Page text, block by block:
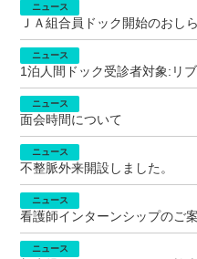
ニュース
ＪＡ組合員ドック開始のおし
ニュース
ニュース
面会時間について
ニュース
不整脈外来開設しました。
ニュース
看護師インターンシップのご
ニュース